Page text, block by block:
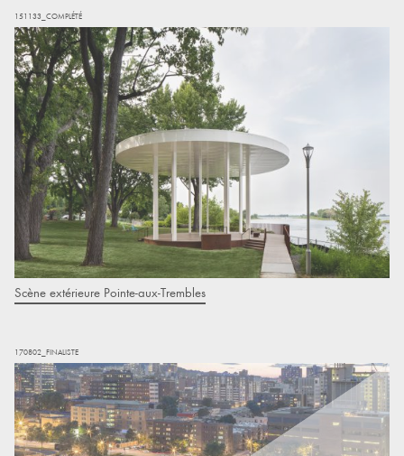
151133_COMPLÉTÉ
Scène extérieure Pointe-aux-Trembles
170802_FINALISTE